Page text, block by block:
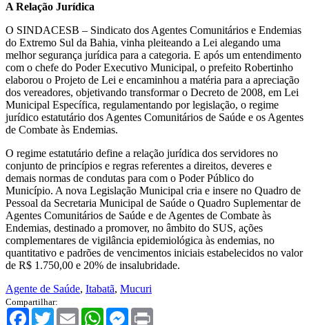
A Relação Jurídica
O SINDACESB – Sindicato dos Agentes Comunitários e Endemias
do Extremo Sul da Bahia, vinha pleiteando a Lei alegando uma
melhor segurança jurídica para a categoria. E após um entendimento
com o chefe do Poder Executivo Municipal, o prefeito Robertinho
elaborou o Projeto de Lei e encaminhou a matéria para a apreciação
dos vereadores, objetivando transformar o Decreto de 2008, em Lei
Municipal Específica, regulamentando por legislação, o regime
jurídico estatutário dos Agentes Comunitários de Saúde e os Agentes
de Combate às Endemias.
O regime estatutário define a relação jurídica dos servidores no
conjunto de princípios e regras referentes a direitos, deveres e
demais normas de condutas para com o Poder Público do
Município. A nova Legislação Municipal cria e insere no Quadro de
Pessoal da Secretaria Municipal de Saúde o Quadro Suplementar de
Agentes Comunitários de Saúde e de Agentes de Combate às
Endemias, destinado a promover, no âmbito do SUS, ações
complementares de vigilância epidemiológica às endemias, no
quantitativo e padrões de vencimentos iniciais estabelecidos no valor
de R$ 1.750,00 e 20% de insalubridade.
Agente de Saúde, Itabatã, Mucuri
Compartilhar:
Facebook
TwitterEmail WhatsAppMessenger